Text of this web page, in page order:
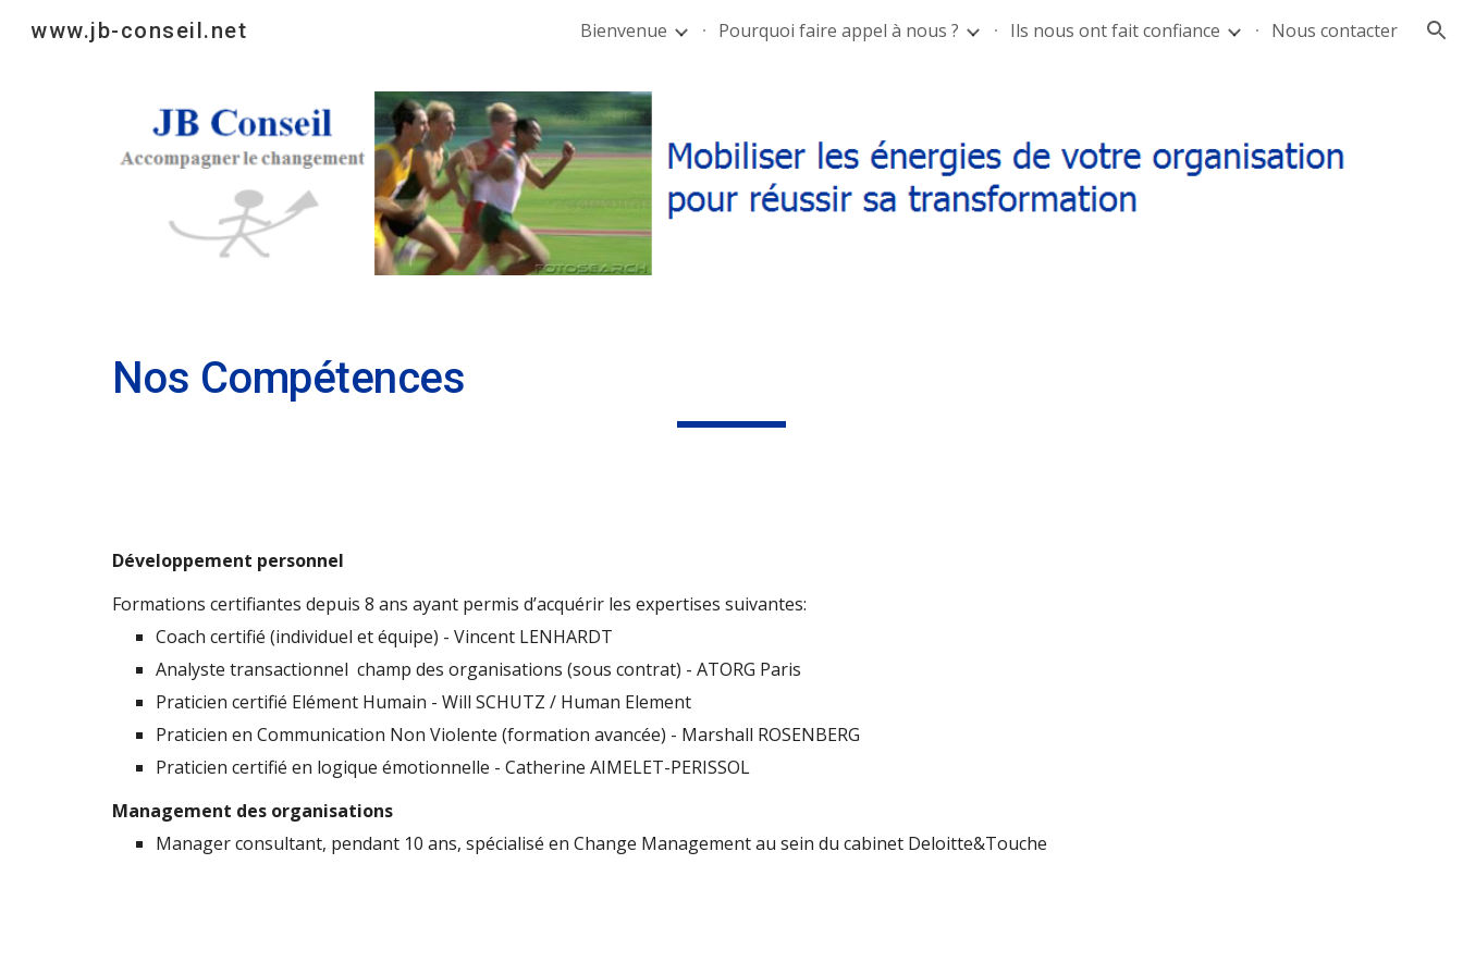
Skip to main content Skip to navigation
www.jb-conseil.net Bienvenue Pourquoi faire appel à nous ? Ils nous ont fait confiance Nous contacter
Nos Compétences
Développement personnel
Formations certifiantes depuis 8 ans ayant permis d’acquérir les expertises suivantes:
Coach certifié (individuel et équipe) - Vincent LENHARDT
Analyste transactionnel  champ des organisations (sous contrat) - ATORG Paris
Praticien certifié Elément Humain - Will SCHUTZ / Human Element
Praticien en Communication Non Violente (formation avancée) - Marshall ROSENBERG
Praticien certifié en logique émotionnelle - Catherine AIMELET-PERISSOL
Management des organisations
Manager consultant, pendant 10 ans, spécialisé en Change Management au sein du cabinet Deloitte&Touche